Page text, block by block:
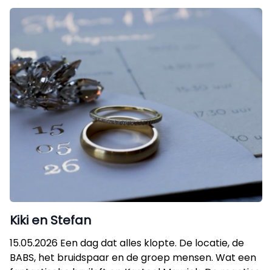
Kiki en Stefan
15.05.2026 Een dag dat alles klopte. De locatie, de
BABS, het bruidspaar en de groep mensen. Wat een